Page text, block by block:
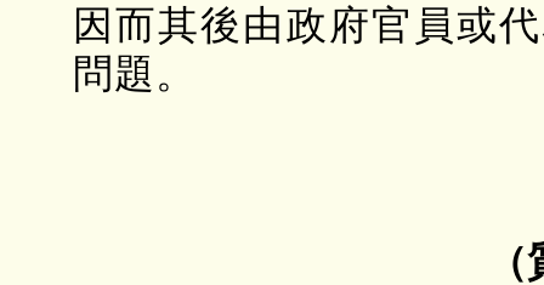
因而其後由政府官員或
問題。